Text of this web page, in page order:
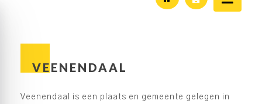
VEENENDAAL
Veenendaal is een plaats en gemeente gelegen in